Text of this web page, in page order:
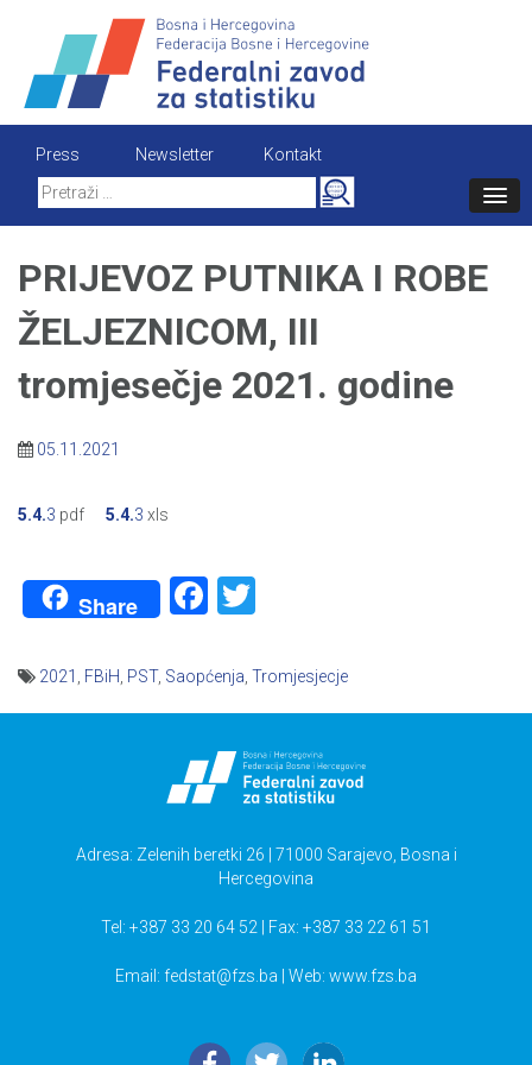
content
Press Newsletter
Kontakt
Search
for:
PRIJEVOZ PUTNIKA I ROBE
ŽELJEZNICOM, III
tromjesečje 2021. godine
05.11.2021
5.4.3 pdf 5.4.3 xls
Share Facebook
2021 FBiH PST, Saopćenja Tromjesjecje
Adresa: Zelenih beretki 26 | 71000 Sarajevo, Bosna i
Hercegovina
Tel: +387 33 20 64 52 | Fax: +387 33 22 61 51
Email: fedstat@fzs.ba | Web: www.fzs.ba